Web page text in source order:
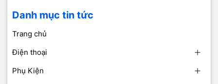
Danh mục tin tức
Trang chủ
Điện thoại
Phụ Kiện